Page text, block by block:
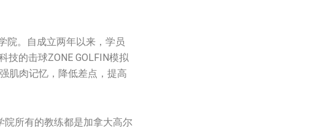
院。自成立两年以来，学员
技的击球ZONE GOLFIN模拟
肌肉记忆，降低差点，提高
院所有的教练都是加拿大高尔